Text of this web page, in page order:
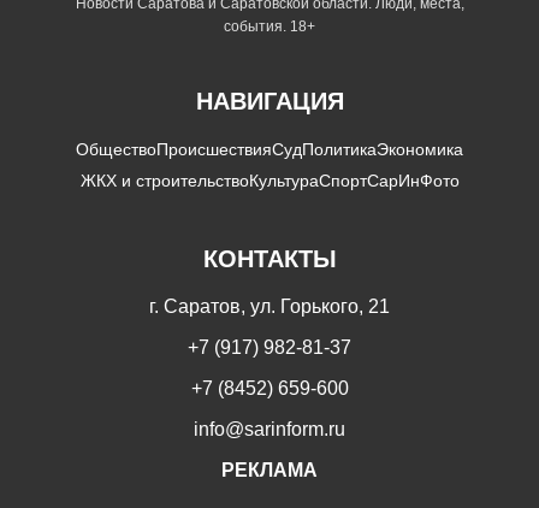
Новости Саратова и Саратовской области. Люди, места,
события. 18+
НАВИГАЦИЯ
ОбществоПроисшествияСудПолитикаЭкономика
ЖКХ и строительствоКультураСпортСарИнФото
КОНТАКТЫ
г. Саратов, ул. Горького, 21
+7 (917) 982-81-37
+7 (8452) 659-600
info@sarinform.ru
РЕКЛАМА